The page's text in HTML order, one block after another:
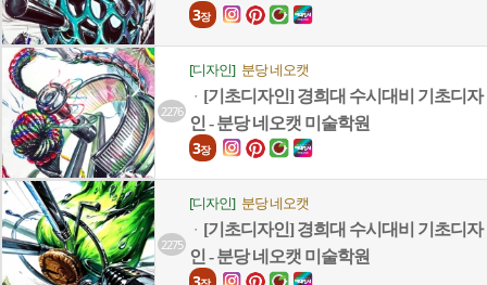
3장
2276
[디자인] 분당 네오캣
ㆍ [기초디자인] 경희대 수시대비 기초디자
인 - 분당 네오캣 미술학원
3장
2275
[디자인] 분당 네오캣
ㆍ [기초디자인] 경희대 수시대비 기초디자
인 - 분당 네오캣 미술학원